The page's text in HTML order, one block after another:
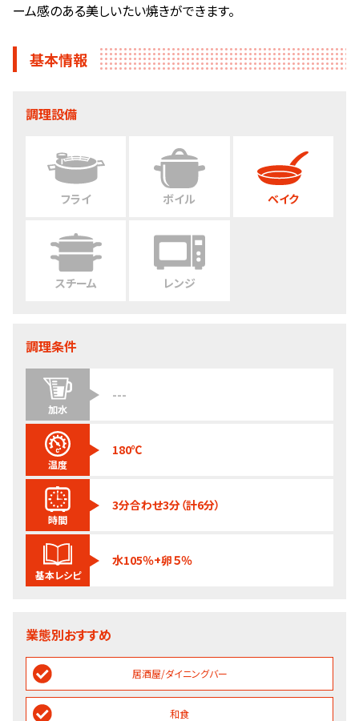
ーム感のある美しいたい焼きができます。
基本情報
調理設備
フライ ボイル ベイク
スチーム レンジ
調理条件
加水
---
温度
180℃
時間
3分合わせ3分（計6分）
基本レシピ
水105％+卵５％
業態別おすすめ
居酒屋/ダイニングバー
和食